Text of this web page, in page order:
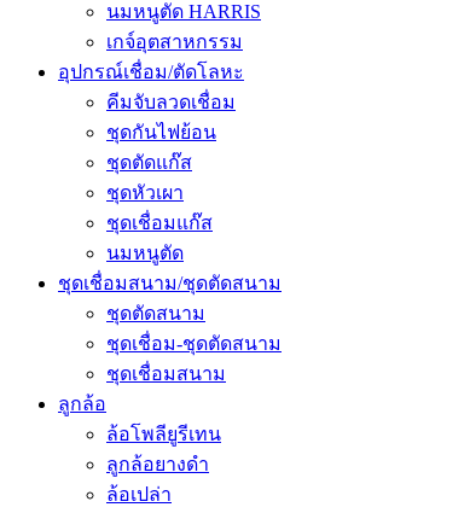
นมหนูตัด HARRIS
เกจ์อุตสาหกรรม
อุปกรณ์เชื่อม/ตัดโลหะ
คีมจับลวดเชื่อม
ชุดกันไฟย้อน
ชุดตัดแก๊ส
ชุดหัวเผา
ชุดเชื่อมแก๊ส
นมหนูตัด
ชุดเชื่อมสนาม/ชุดตัดสนาม
ชุดตัดสนาม
ชุดเชื่อม-ชุดตัดสนาม
ชุดเชื่อมสนาม
ลูกล้อ
ล้อโพลียูรีเทน
ลูกล้อยางดำ
ล้อเปล่า